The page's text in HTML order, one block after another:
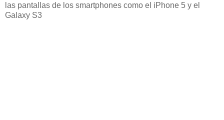
las pantallas de los smartphones como el iPhone 5 y el
Galaxy S3